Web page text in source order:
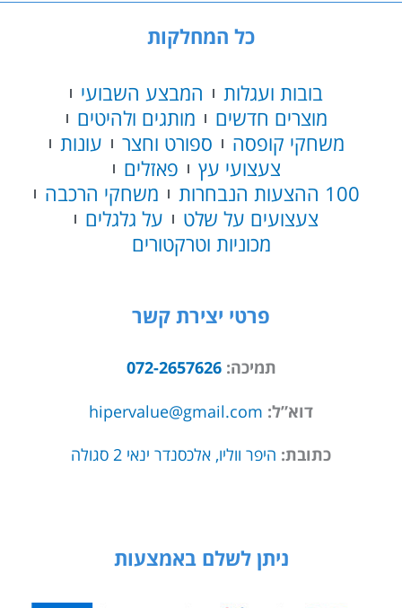
כל המחלקות
בובות ועגלות
המבצע השבועי
מוצרים חדשים
מותגים ולהיטים
משחקי קופסה
ספורט וחצר
עונות
צעצועי עץ
פאזלים
100 ההצעות הנבחרות
משחקי הרכבה
צעצועים על שלט
על גלגלים
מכוניות וטרקטורים
פרטי יצירת קשר
תמיכה:072-2657626
דוא”ל: hipervalue@gmail.com
כתובת: היפר ווליו, אלכסנדר ינאי 2 סגולה
ניתן לשלם באמצעות